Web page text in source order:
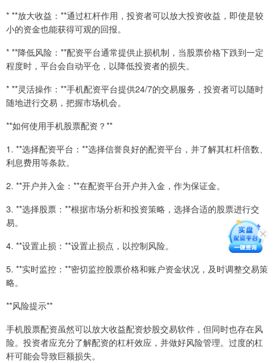
* **放大收益：**通过杠杆作用，投资者可以放大投资收益，即使是较
小的资金也能获得可观的回报。
* **降低风险：**配资平台通常提供止损机制，当股票价格下跌到一定
程度时，平台会自动平仓，以降低投资者的损失。
* **灵活操作：**手机配资平台提供24/7的交易服务，投资者可以随时
随地进行交易，把握市场机会。
**如何使用手机股票配资？**
1. **选择配资平台：**选择信誉良好的配资平台，并了解其杠杆倍数、
利息费用等条款。
2. **开户并入金：**在配资平台开户并入金，作为保证金。
3. **选择股票：**根据市场分析和投资策略，选择合适的股票进行交
易。
4. **设置止损：**设置止损点，以控制风险。
5. **实时监控：**密切监控股票价格和账户资金状况，及时调整交易策
略。
**风险提示**
手机股票配资虽然可以放大收益配资炒股交易软件，但同时也存在风
险。投资者应充分了解配资的杠杆效应，并做好风险管理。过度的杠
杆可能会导致巨额损失。